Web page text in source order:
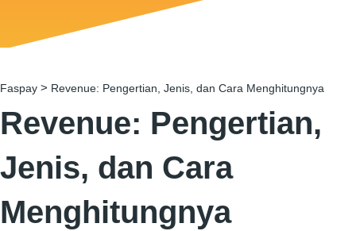
Faspay > Revenue: Pengertian, Jenis, dan Cara Menghitungnya
Revenue: Pengertian,
Jenis, dan Cara
Menghitungnya